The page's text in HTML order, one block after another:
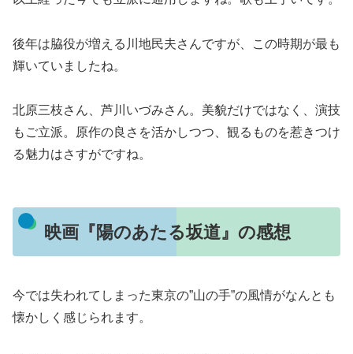
後年は脇役が増える川地民夫さんですが、この時期が最も
輝いていましたね。
北原三枝さん、芦川いづみさん。美貌だけではなく、演技
もご立派。原作の良さを活かしつつ、観るものを惹きつけ
る魅力はさすがですね。
映画『陽のあたる坂道』の感想
今では失われてしまった東京の”山の手”の風情がなんとも
懐かしく感じられます。